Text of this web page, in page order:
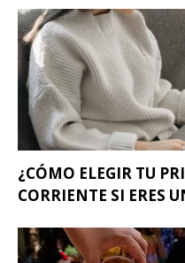
¿CÓMO ELEGIR TU
CORRIENTE SI ERES